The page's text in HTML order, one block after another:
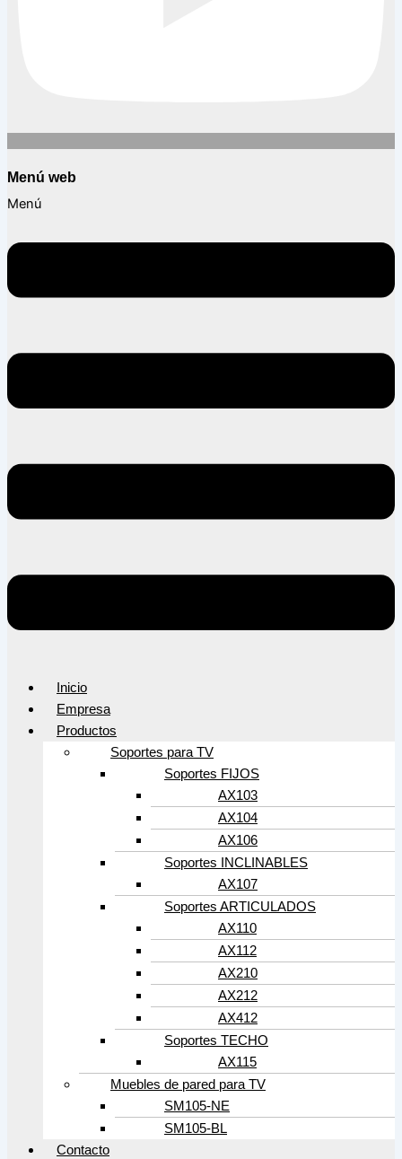
Menú web
Menú
Inicio
Empresa
Productos
Soportes para TV
Soportes FIJOS
AX103
AX104
AX106
Soportes INCLINABLES
AX107
Soportes ARTICULADOS
AX110
AX112
AX210
AX212
AX412
Soportes TECHO
AX115
Muebles de pared para TV
SM105-NE
SM105-BL
Contacto